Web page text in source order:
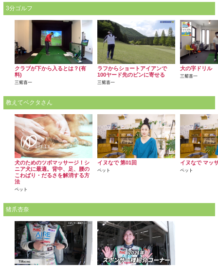
3分ゴルフ
クラブが下から入るとは？(有
料)
三觜喜一
ラフからショートアイアンで
100ヤード先のピンに寄せる
三觜喜一
大の字ドリル
三觜喜一
教えてベクタさん
犬のためのツボマッサージ！シ
ニア犬に最適。背中、足、腰の
こわばり・だるさを解消する方
法
ペット
イヌなで 第01回
ペット
イヌなで マッ
ペット
猪爪杏奈